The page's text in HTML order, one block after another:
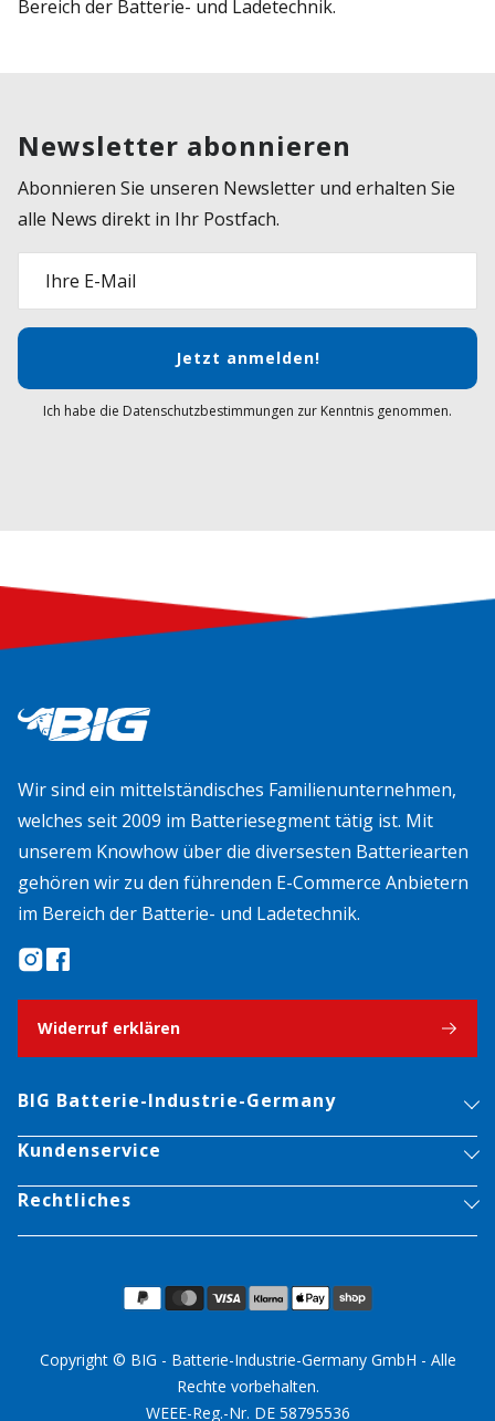
Bereich der Batterie- und Ladetechnik.
Newsletter abonnieren
Abonnieren Sie unseren Newsletter und erhalten Sie
alle News direkt in Ihr Postfach.
Ihre E-Mail
Jetzt anmelden!
Ich habe die Datenschutzbestimmungen zur Kenntnis genommen.
Wir sind ein mittelständisches Familienunternehmen,
welches seit 2009 im Batteriesegment tätig ist. Mit
unserem Knowhow über die diversesten Batteriearten
gehören wir zu den führenden E-Commerce Anbietern
im Bereich der Batterie- und Ladetechnik.
Widerruf erklären
BIG Batterie-Industrie-Germany
Kundenservice
Rechtliches
Copyright © BIG - Batterie-Industrie-Germany GmbH - Alle
Rechte vorbehalten.
WEEE-Reg.-Nr. DE 58795536